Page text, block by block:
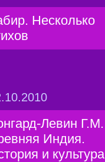
Несколько
Левин Г.М.
Индия.
и культура